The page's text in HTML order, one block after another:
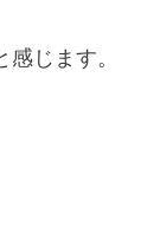
じます。